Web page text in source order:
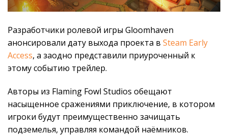
Разработчики ролевой игры Gloomhaven
анонсировали дату выхода проекта в Steam Early
Access, а заодно представили приуроченный к
этому событию трейлер.
Авторы из Flaming Fowl Studios обещают
насыщенное сражениями приключение, в котором
игроки будут преимущественно зачищать
подземелья, управляя командой наёмников.